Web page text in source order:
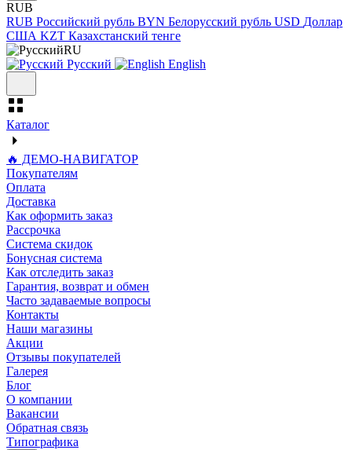
RUB
RUB Российский рубль BYN Белорусский рубль USD Доллар
США KZT Казахстанский тенге
RU
Русский
English
Каталог
🔥 ДЕМО-НАВИГАТОР
Покупателям
Оплата
Доставка
Как оформить заказ
Рассрочка
Система скидок
Бонусная система
Как отследить заказ
Гарантия, возврат и обмен
Часто задаваемые вопросы
Контакты
Наши магазины
Акции
Отзывы покупателей
Галерея
Блог
О компании
Вакансии
Обратная связь
Типографика